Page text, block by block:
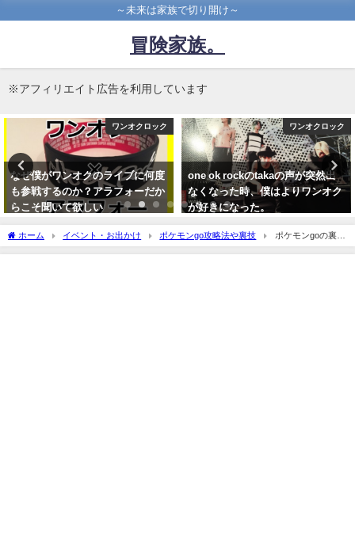
～未来は家族で切り開け～
冒険家族。
※アフィリエイト広告を利用しています
ワンオクロック
なぜ僕がワンオクのライブに何度
も参戦するのか？アラフォーだか
らこそ聞いて欲しい
ワンオクロック
one ok rockのtakaの声が突然出
なくなった時、僕はよりワンオク
が好きになった。
ホーム イベント・お出かけ ポケモンgo攻略法や裏技
ポケモンgoの裏技
で捕獲できるピカチュウはゲットするな！その理由とは？